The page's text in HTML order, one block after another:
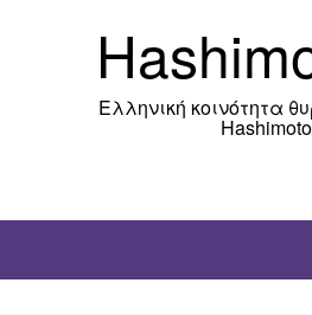
Ελληνική κοινότητα
Hashimoto